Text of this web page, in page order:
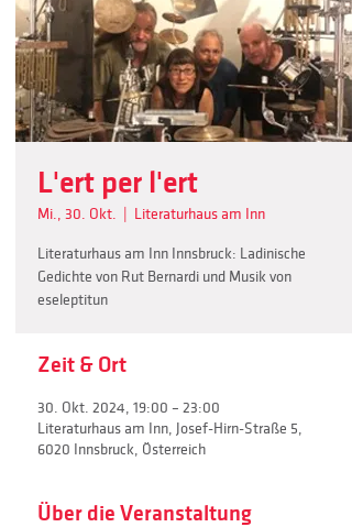
L'ert per l'ert
Mi., 30. Okt. Literaturhaus am Inn
Literaturhaus am Inn Innsbruck: Ladinische
Gedichte von Rut Bernardi und Musik von
eseleptitun
Zeit & Ort
30. Okt. 2024, 19:00 – 23:00
Literaturhaus am Inn, Josef-Hirn-Straße 5,
6020 Innsbruck, Österreich
Über die Veranstaltung